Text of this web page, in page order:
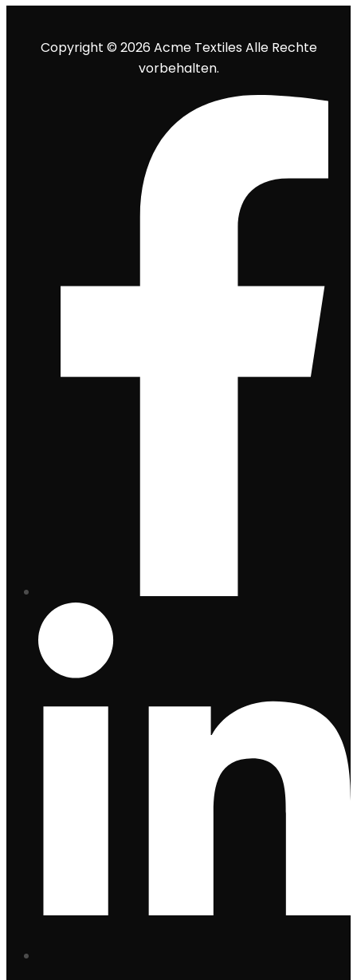
Copyright © 2026 Acme Textiles Alle Rechte
vorbehalten.